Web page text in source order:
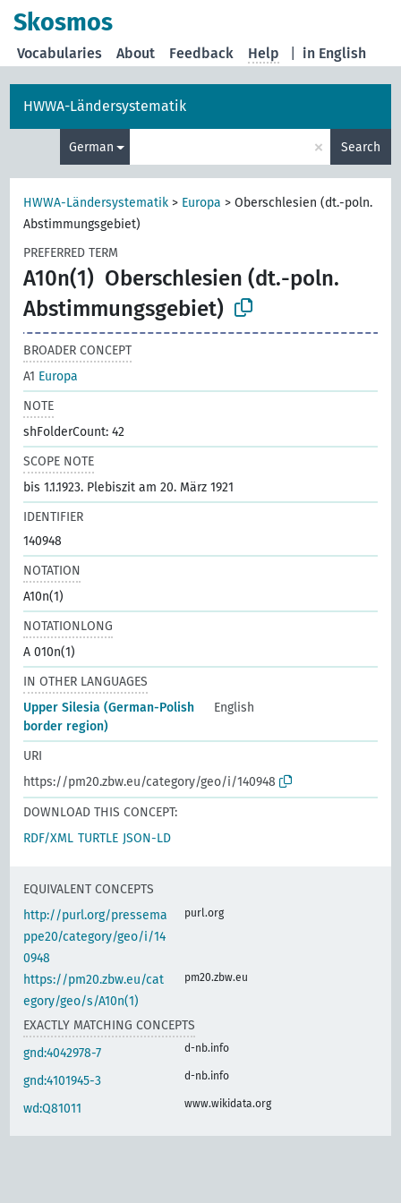
Skosmos
in English
Vocabularies About Feedback Help
HWWA-Ländersystematik
German × Search
HWWA-Ländersystematik > Europa >Oberschlesien (dt.-poln.
Abstimmungsgebiet)
PREFERRED TERM
A10n(1) Oberschlesien (dt.-poln.
Abstimmungsgebiet)
BROADER CONCEPT
A1 Europa
NOTE
shFolderCount: 42
SCOPE NOTE
bis 1.1.1923. Plebiszit am 20. März 1921
IDENTIFIER
140948
NOTATION
A10n(1)
NOTATIONLONG
A 010n(1)
IN OTHER LANGUAGES
Upper Silesia (German-Polish
border region)
English
URI
https://pm20.zbw.eu/category/geo/i/140948
DOWNLOAD THIS CONCEPT:
RDF/XML TURTLE JSON-LD
EQUIVALENT CONCEPTS
http://purl.org/pressema
ppe20/category/geo/i/14
0948
purl.org
https://pm20.zbw.eu/cat
egory/geo/s/A10n(1)
pm20.zbw.eu
EXACTLY MATCHING CONCEPTS
gnd:4042978-7
d-nb.info
gnd:4101945-3 d-nb.info
wd:Q81011 www.wikidata.org